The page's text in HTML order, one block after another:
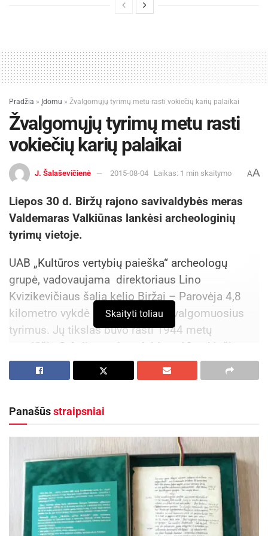
Pradžia » Įdomu » Žvalgomųjų tyrimų metu rasti vokiečių karių palaikai
Žvalgomųjų tyrimų metu rasti
vokiečių karių palaikai
J. Šalaševičienė 2015-08-04 Laikas: 1 min skaitymo AA
Liepos 30 d. Biržų rajono savivaldybės meras
Valdemaras Valkiūnas lankėsi archeologinių
tyrimų vietoje.
UAB „Kultūros vertybių paieška“ archeologų
grupė, vadovaujama direktoriaus Lino
Kvizikevičiaus šalia kelio Biržai – Parovėja 4,8
kilometro vykdė archeologinus žvalgomuosius
tyrimus. Jų tikslas buvo rasti 1944 metų
rugpjūčio 2-6 dienomis palaidotų 13 vokiečių
karių palaikus bei toje pačioje kapavietėje
perlaidotus 1990 m. kasant trasą Kilučių g.
Vermachto karių sovietinė valdžia nelaidojo,
vokiečių karių kapų niekas oficialiai
nepažymėdavo ir jų neprižiūrėjo. Užritindami
akmenį ar virš kapo pasodindami medį
kapavietes pažymėdavo tik patys vietiniai
žmonės, rizikuodami būti suimti ar ištremti „už
pagarbą vokiečių okupantams“. Mirštant
Skaityti toliau
Panašūsstraipsniai